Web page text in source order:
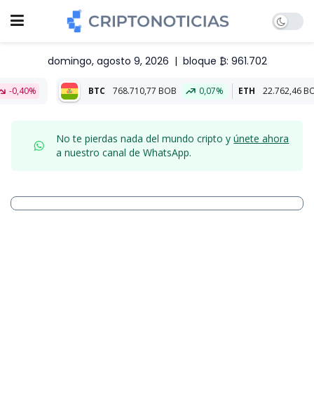
domingo, agosto 9, 2026 | bloque ₿: 961.702
BTC 768.710,77 BOB 0,07% ETH 22.762,46 BOB 0,07%
No te pierdas nada del mundo cripto yúnete ahora
a nuestro canal de WhatsApp.